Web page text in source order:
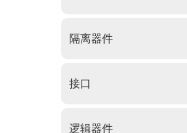
隔离器件
接口
逻辑器件